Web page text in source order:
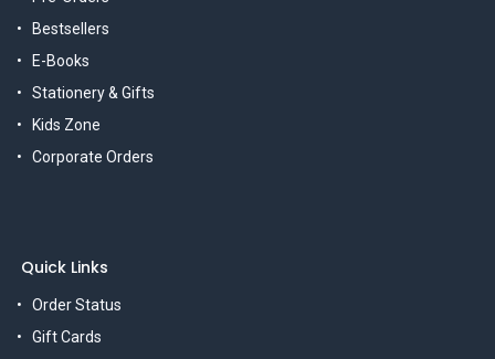
Bestsellers
E-Books
Stationery & Gifts
Kids Zone
Corporate Orders
Quick Links
Order Status
Gift Cards